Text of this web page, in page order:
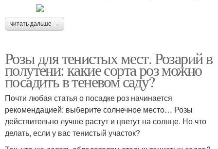
читать дальше →
Розы для тенистых мест. Розарий в
полутени: какие сорта роз можно
посадить в теневом саду?
Почти любая статья о посадке роз начинается
рекомендацией: выберите солнечное место… Розы
действительно лучше растут и цветут на солнце. Но что
делать, если у вас тенистый участок?